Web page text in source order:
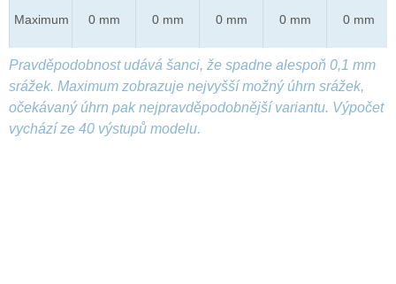
Maximum 0 mm 0 mm 0 mm 0 mm 0 mm
Pravděpodobnost udává šanci, že spadne alespoň 0,1 mm
srážek. Maximum zobrazuje nejvyšší možný úhrn srážek,
očekávaný úhrn pak nejpravděpodobnější variantu. Výpočet
vychází ze 40 výstupů modelu.